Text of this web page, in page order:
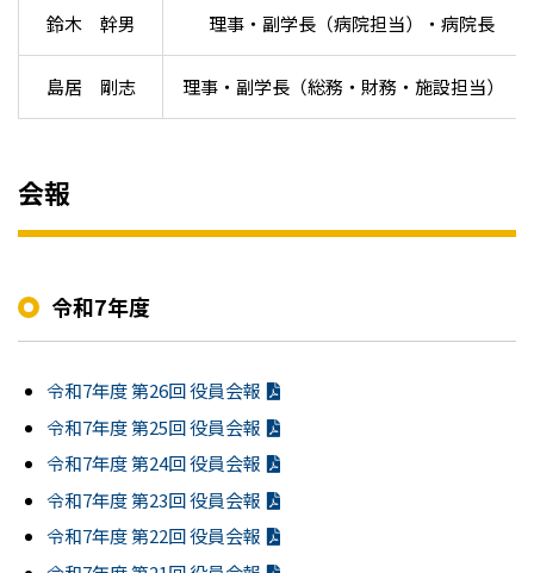
鈴木 幹男 理事・副学長（病院担当）・病院長
島居 剛志 理事・副学長（総務・財務・施設担当）
会報
令和7年度
令和7年度 第26回 役員会報
令和7年度 第25回 役員会報
令和7年度 第24回 役員会報
令和7年度 第23回 役員会報
令和7年度 第22回 役員会報